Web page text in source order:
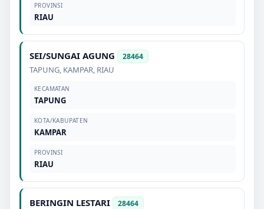
PROVINSI
RIAU
SEI/SUNGAI AGUNG 28464
TAPUNG, KAMPAR, RIAU
KECAMATAN
TAPUNG
KOTA/KABUPATEN
KAMPAR
PROVINSI
RIAU
BERINGIN LESTARI 28464